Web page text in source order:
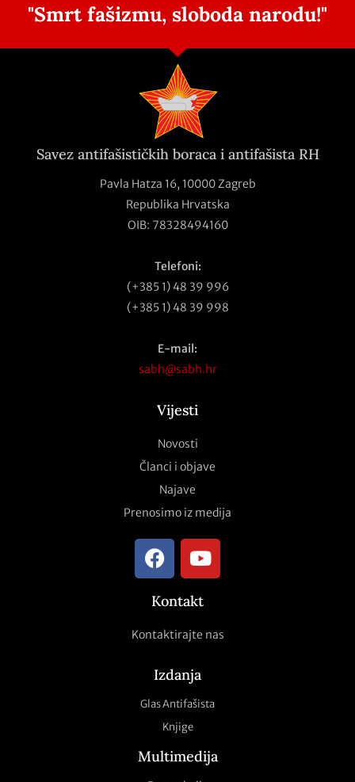
"Smrt fašizmu, sloboda narodu!"
Savez antifašističkih boraca i antifašista RH
Pavla Hatza 16, 10000 Zagreb
Republika Hrvatska
OIB: 78328494160
Telefoni:
(+385 1) 48 39 996
(+385 1) 48 39 998
E-mail:
sabh@sabh.hr
Vijesti
Novosti
Članci i objave
Najave
Prenosimo iz medija
Kontakt
Kontaktirajte nas
Izdanja
Glas Antifašista
Knjige
Multimedija